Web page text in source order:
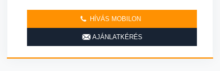
HÍVÁS MOBILON
AJÁNLATKÉRÉS